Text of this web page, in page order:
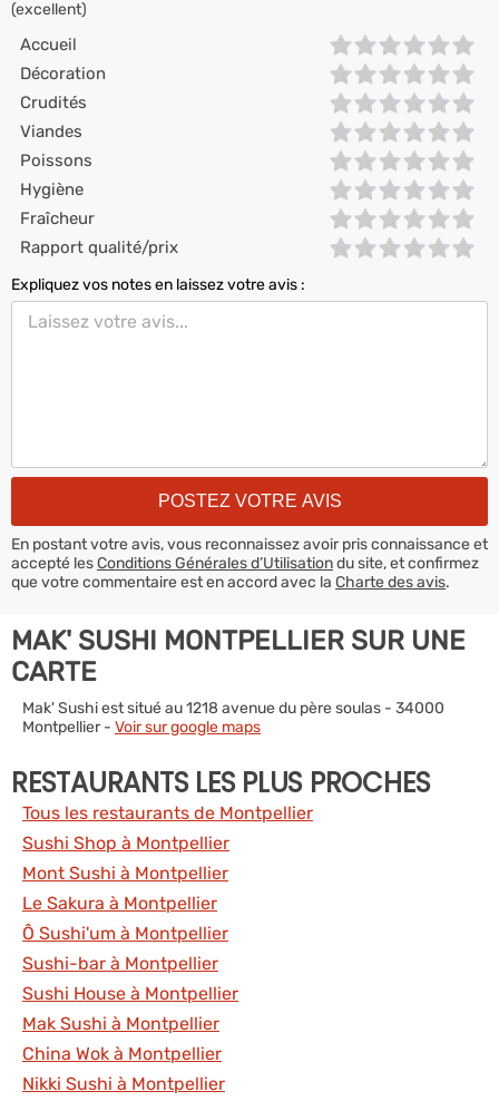
(excellent)
Accueil
Décoration
Crudités
Viandes
Poissons
Hygiène
Fraîcheur
Rapport qualité/prix
Expliquez vos notes en laissez votre avis :
En postant votre avis, vous reconnaissez avoir pris connaissance et
accepté lesConditions Générales d’Utilisationdu site, et confirmez
que votre commentaire est en accord avec la Charte des avis.
MAK' SUSHI MONTPELLIER SUR UNE
CARTE
Mak' Sushi est situé au 1218 avenue du père soulas - 34000
Montpellier - Voir sur google maps
RESTAURANTS LES PLUS PROCHES
Tous les restaurants de Montpellier
Sushi Shop à Montpellier
Mont Sushi à Montpellier
Le Sakura à Montpellier
Ô Sushi'um à Montpellier
Sushi-bar à Montpellier
Sushi House à Montpellier
Mak Sushi à Montpellier
China Wok à Montpellier
Nikki Sushi à Montpellier